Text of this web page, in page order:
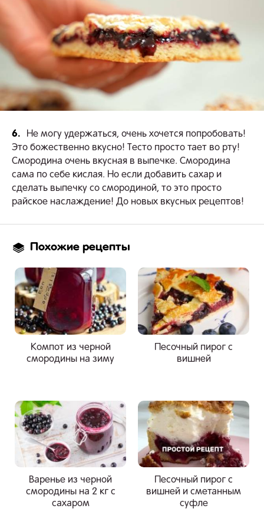
6.
Не могу удержаться, очень хочется попробовать!
Это божественно вкусно! Тесто просто тает во рту!
Смородина очень вкусная в выпечке. Смородина
сама по себе кислая. Но если добавить сахар и
сделать выпечку со смородиной, то это просто
райское наслаждение! До новых вкусных рецептов!
Похожие рецепты
Компот из черной
смородины на зиму
Песочный пирог с
вишней
Варенье из черной
смородины на 2 кг с
сахаром
Песочный пирог с
вишней и сметанным
суфле